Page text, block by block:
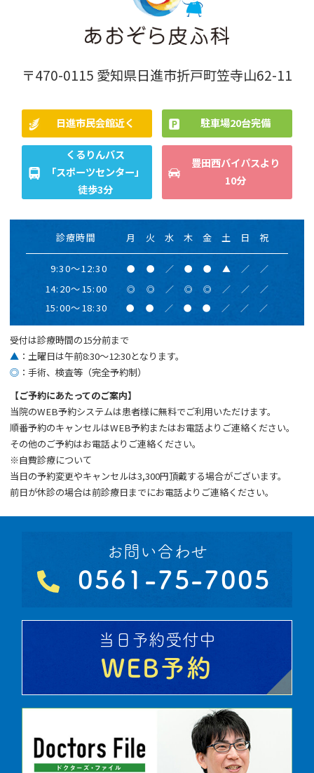
〒470-0115 愛知県日進市折戸町笠寺山62-11
日進市民会館近く 駐車場20台完備
くるりんバス
「スポーツセンター」
徒歩3分
豊田西バイパスより
10分
診療時間 月 火 水 木 金 土 日 祝
9:30～12:30 ● ● ／ ● ● ▲ ／ ／
14:20～15:00 ◎ ◎ ／ ◎ ◎ ／ ／ ／
15:00～18:30 ● ● ／ ● ● ／ ／ ／
受付は診療時間の15分前まで
▲ ：土曜日は午前8:30～12:30となります。
◎ ：手術、検査等（完全予約制）
【ご予約にあたってのご案内】
当院のWEB予約システムは患者様に無料でご利用いただけます。
順番予約のキャンセルはWEB予約またはお電話よりご連絡ください。
その他のご予約はお電話よりご連絡ください。
※自費診療について
当日の予約変更やキャンセルは3,300円頂戴する場合がございます。
前日が休診の場合は前診療日までにお電話よりご連絡ください。
お問い合わせ
0561-75-7005
当日予約受付中
WEB予約